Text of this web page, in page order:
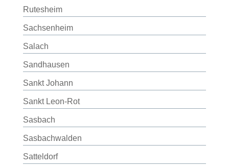
Rutesheim
Sachsenheim
Salach
Sandhausen
Sankt Johann
Sankt Leon-Rot
Sasbach
Sasbachwalden
Satteldorf